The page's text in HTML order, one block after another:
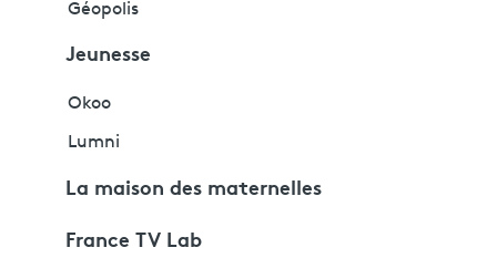
Géopolis
Jeunesse
Okoo
Lumni
La maison des maternelles
France TV Lab